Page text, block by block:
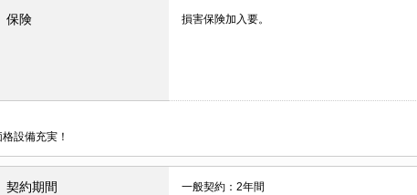
保険 損害保険加入要。
設備充実！
契約期間 一般契約：2年間